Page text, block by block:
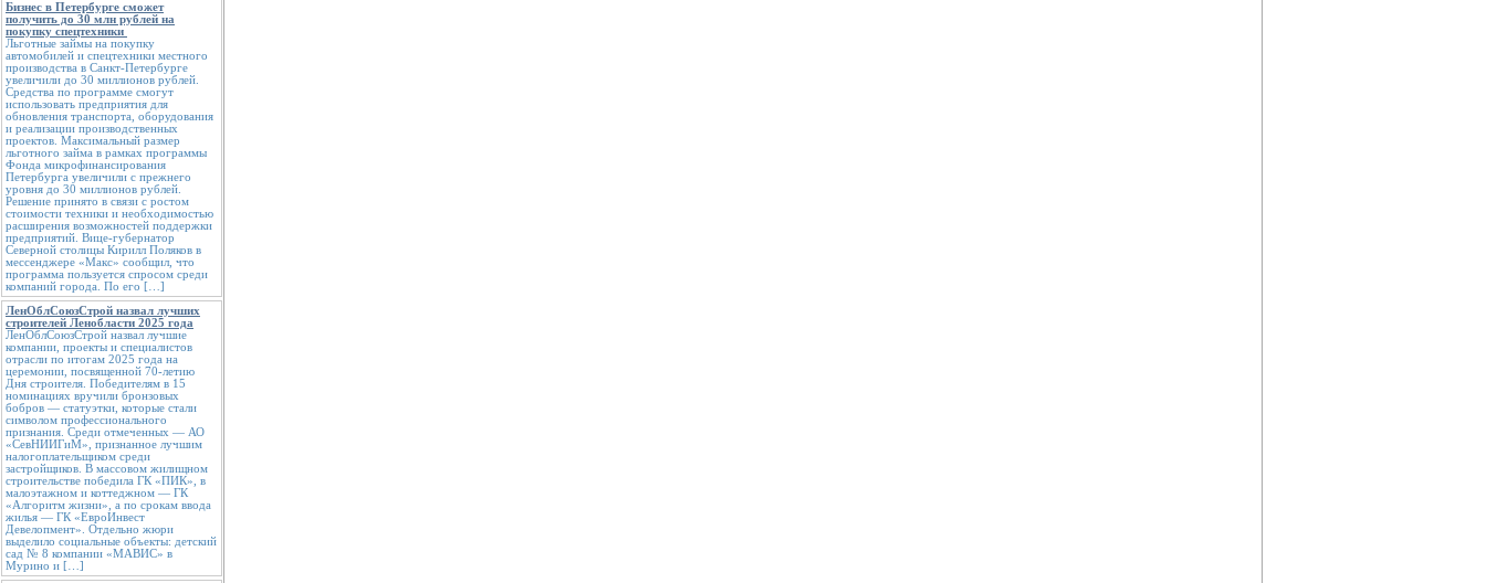
Бизнес в Петербурге сможет
получить до 30 млн рублей на
покупку спецтехники
Льготные займы на покупку
автомобилей и спецтехники местного
производства в Санкт-Петербурге
увеличили до 30 миллионов рублей.
Средства по программе смогут
использовать предприятия для
обновления транспорта, оборудования
и реализации производственных
проектов. Максимальный размер
льготного займа в рамках программы
Фонда микрофинансирования
Петербурга увеличили с прежнего
уровня до 30 миллионов рублей.
Решение принято в связи с ростом
стоимости техники и необходимостью
расширения возможностей поддержки
предприятий. Вице-губернатор
Северной столицы Кирилл Поляков в
мессенджере «Макс» сообщил, что
программа пользуется спросом среди
компаний города. По его […]
ЛенОблСоюзСтрой назвал лучших
строителей Ленобласти 2025 года
ЛенОблСоюзСтрой назвал лучшие
компании, проекты и специалистов
отрасли по итогам 2025 года на
церемонии, посвященной 70-летию
Дня строителя. Победителям в 15
номинациях вручили бронзовых
бобров — статуэтки, которые стали
символом профессионального
признания. Среди отмеченных — АО
«СевНИИГиМ», признанное лучшим
налогоплательщиком среди
застройщиков. В массовом жилищном
строительстве победила ГК «ПИК», в
малоэтажном и коттеджном — ГК
«Алгоритм жизни», а по срокам ввода
жилья — ГК «ЕвроИнвест
Девелопмент». Отдельно жюри
выделило социальные объекты: детский
сад № 8 компании «МАВИС» в
Мурино и […]